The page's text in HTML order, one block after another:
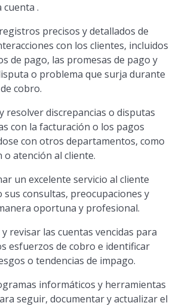
cuenta .
precisos y detallados de
con los clientes, incluidos
de pago, las promesas de pago y
o problema que surja durante
cobro.
resolver discrepancias o disputas
con la facturación o los pagos
con otros departamentos, como
o atención al cliente.
un excelente servicio al cliente
sus consultas, preocupaciones y
oportuna y profesional.
revisar las cuentas vencidas para
esfuerzos de cobro e identificar
o tendencias de impago.
informáticos y herramientas
seguir, documentar y actualizar el